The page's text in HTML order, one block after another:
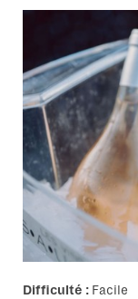
Difficulté : Facile